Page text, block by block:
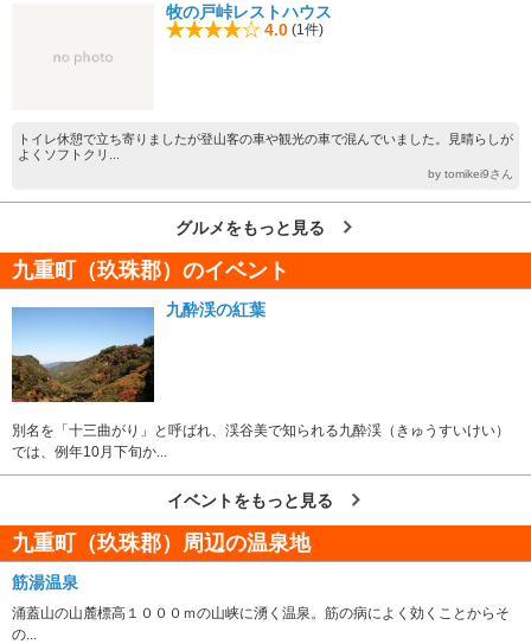
牧の戸峠レストハウス
4.0 (1件)
トイレ休憩で立ち寄りましたが登山客の車や観光の車で混んでいました。見晴らしが
よくソフトクリ...
by tomikei9さん
グルメをもっと見る
九重町（玖珠郡）のイベント
九酔渓の紅葉
別名を「十三曲がり」と呼ばれ、渓谷美で知られる九酔渓（きゅうすいけい）
では、例年10月下旬か...
イベントをもっと見る
九重町（玖珠郡）周辺の温泉地
筋湯温泉
涌蓋山の山麓標高１０００ｍの山峡に湧く温泉。筋の病によく効くことからそ
の...